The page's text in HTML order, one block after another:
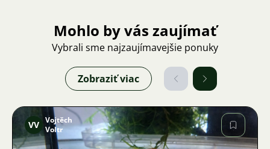
Mohlo by vás zaujímať
Vybrali sme najzaujímavejšie ponuky
Zobraziť viac
VV Vojtěch
Voltr